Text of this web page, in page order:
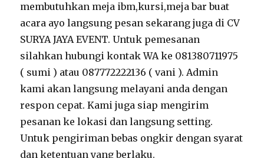
membutuhkan meja ibm,kursi,meja bar buat
acara ayo langsung pesan sekarang juga di CV
SURYA JAYA EVENT. Untuk pemesanan
silahkan hubungi kontak WA ke 081380711975
( sumi ) atau 087772222136 ( vani ). Admin
kami akan langsung melayani anda dengan
respon cepat. Kami juga siap mengirim
pesanan ke lokasi dan langsung setting.
Untuk pengiriman bebas ongkir dengan syarat
dan ketentuan yang berlaku.